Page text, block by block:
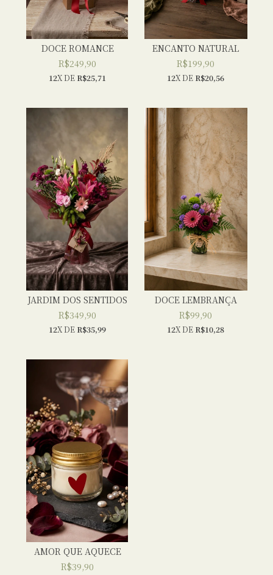
DOCE ROMANCE
R$249,90
12X DE R$25,71
ENCANTO NATURAL
R$199,90
12X DE R$20,56
JARDIM DOS SENTIDOS
R$349,90
12X DE R$35,99
DOCE LEMBRANÇA
R$99,90
12X DE R$10,28
AMOR QUE AQUECE
R$39,90